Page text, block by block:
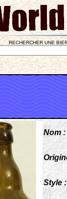
RECHERCHER UNE
Nom :
Style :